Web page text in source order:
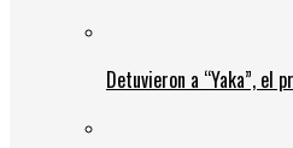
Detuvieron a “Yaka”, el